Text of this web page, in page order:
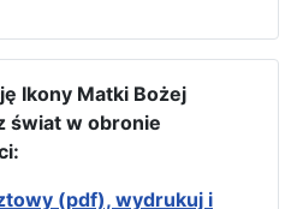
Ikony Matki Bożej
świat w obronie
(pdf), wydrukuj i